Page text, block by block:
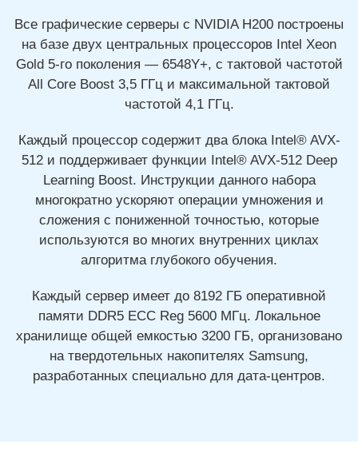
Все графические серверы с NVIDIA H200 построены
на базе двух центральных процессоров Intel Xeon
Gold 5-го поколения — 6548Y+, с тактовой частотой
All Core Boost 3,5 ГГц и максимальной тактовой
частотой 4,1 ГГц.
Каждый процессор содержит два блока Intel® AVX-
512 и поддерживает функции Intel® AVX-512 Deep
Learning Boost. Инструкции данного набора
многократно ускоряют операции умножения и
сложения с пониженной точностью, которые
используются во многих внутренних циклах
алгоритма глубокого обучения.
Каждый сервер имеет до 8192 ГБ оперативной
памяти DDR5 ECC Reg 5600 МГц. Локальное
хранилище общей емкостью 3200 ГБ, организовано
на твердотельных накопителях Samsung,
разработанных специально для дата-центров.